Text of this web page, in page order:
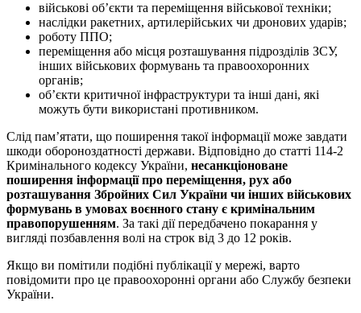
військові об’єкти та переміщення військової техніки;
наслідки ракетних, артилерійських чи дронових ударів;
роботу ППО;
переміщення або місця розташування підрозділів ЗСУ,
інших військових формувань та правоохоронних
органів;
об’єкти критичної інфраструктури та інші дані, які
можуть бути використані противником.
Слід пам’ятати, що поширення такої інформації може завдати
шкоди обороноздатності держави. Відповідно до статті 114-2
Кримінального кодексу України, несанкціоноване
поширення інформації про переміщення, рух або
розташування Збройних Сил України чи інших військових
формувань в умовах воєнного стану є кримінальним
правопорушенням. За такі дії передбачено покарання у
вигляді позбавлення волі на строк від 3 до 12 років.
Якщо ви помітили подібні публікації у мережі, варто
повідомити про це правоохоронні органи або Службу безпеки
України.